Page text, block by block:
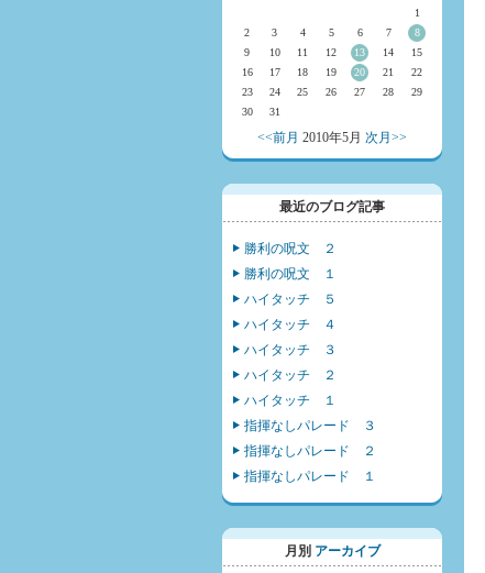
1
2
3 4 5 6 7
8
9
10 11 12 13 14
15
16
17 18 19 20 21
22
23
24 25 26 27 28
29
30
31
<<前月 2010年5月 次月>>
最近のブログ記事
勝利の呪文 ２
勝利の呪文 １
ハイタッチ ５
ハイタッチ ４
ハイタッチ ３
ハイタッチ ２
ハイタッチ １
指揮なしパレード ３
指揮なしパレード ２
指揮なしパレード １
月別 アーカイブ